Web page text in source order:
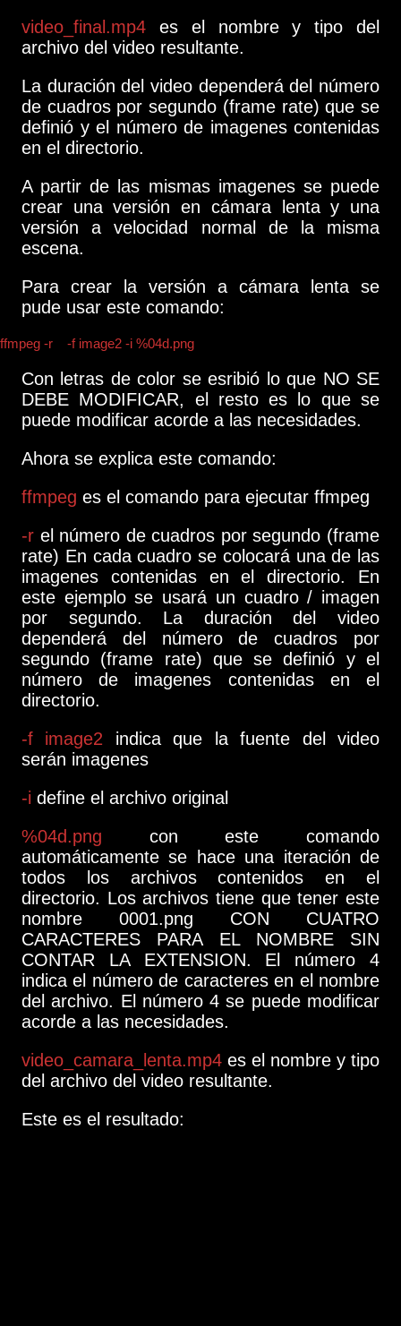
video_final.mp4 es el nombre y tipo del
archivo del video resultante.
La duración del video dependerá del número
de cuadros por segundo (frame rate) que se
definió y el número de imagenes contenidas
en el directorio.
A partir de las mismas imagenes se puede
crear una versión en cámara lenta y una
versión a velocidad normal de la misma
escena.
Para crear la versión a cámara lenta se
pude usar este comando:
ffmpeg -r -f image2 -i %04d.png
Con letras de color se esribió lo que NO SE
DEBE MODIFICAR, el resto es lo que se
puede modificar acorde a las necesidades.
Ahora se explica este comando:
ffmpeg es el comando para ejecutar ffmpeg
-r el número de cuadros por segundo (frame
rate) En cada cuadro se colocará una de las
imagenes contenidas en el directorio. En
este ejemplo se usará un cuadro / imagen
por segundo. La duración del video
dependerá del número de cuadros por
segundo (frame rate) que se definió y el
número de imagenes contenidas en el
directorio.
-f image2 indica que la fuente del video
serán imagenes
-i define el archivo original
%04d.png con este comando
automáticamente se hace una iteración de
todos los archivos contenidos en el
directorio. Los archivos tiene que tener este
nombre 0001.png CON CUATRO
CARACTERES PARA EL NOMBRE SIN
CONTAR LA EXTENSION. El número 4
indica el número de caracteres en el nombre
del archivo. El número 4 se puede modificar
acorde a las necesidades.
video_camara_lenta.mp4 es el nombre y tipo
del archivo del video resultante.
Este es el resultado: